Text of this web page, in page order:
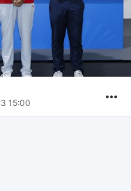
15:00